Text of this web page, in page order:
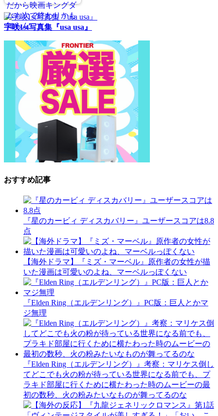
宇咲1st写真集『usa usa』
おすすめ記事
『星のカービィ ディスカバリー』ユーザースコアは8.8
点
【海外ドラマ】『ミズ・マーベル』原作者の女性が描
いた漫画は可愛いのよね、マーベルっぽくない
『Elden Ring（エルデンリング）』PC版：巨人とかマ
ジ無理
『Elden Ring（エルデンリング）』考察：マリケス倒し
てどこでも火の粉が待っている世界になる前でも、プ
ラキド部屋に行くために横たわった時のムービーの最
初の数秒、火の粉みたいなものが舞ってるのな